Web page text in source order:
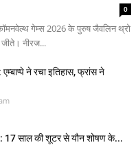
0
गेम्स 2026 के पुरुष जैवलिन थ्रो
नीरज...
ने रचा इतिहास, फ्रांस ने
साल की शूटर से यौन शोषण के...